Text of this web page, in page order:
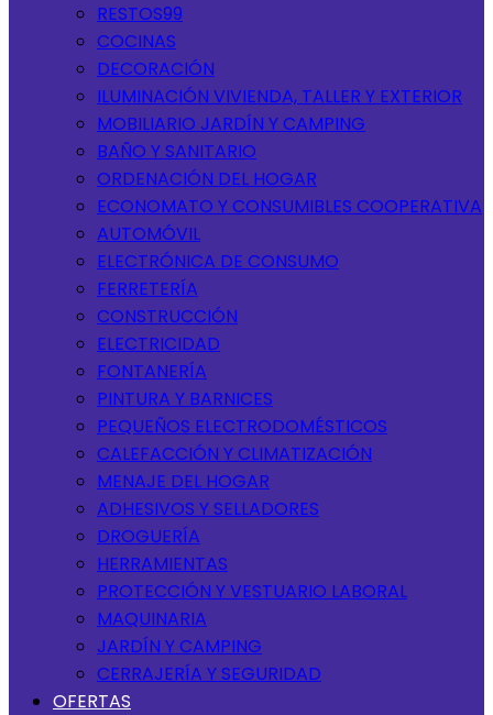
RESTOS99
COCINAS
DECORACIÓN
ILUMINACIÓN VIVIENDA, TALLER Y EXTERIOR
MOBILIARIO JARDÍN Y CAMPING
BAÑO Y SANITARIO
ORDENACIÓN DEL HOGAR
ECONOMATO Y CONSUMIBLES COOPERATIVA
AUTOMÓVIL
ELECTRÓNICA DE CONSUMO
FERRETERÍA
CONSTRUCCIÓN
ELECTRICIDAD
FONTANERÍA
PINTURA Y BARNICES
PEQUEÑOS ELECTRODOMÉSTICOS
CALEFACCIÓN Y CLIMATIZACIÓN
MENAJE DEL HOGAR
ADHESIVOS Y SELLADORES
DROGUERÍA
HERRAMIENTAS
PROTECCIÓN Y VESTUARIO LABORAL
MAQUINARIA
JARDÍN Y CAMPING
CERRAJERÍA Y SEGURIDAD
OFERTAS